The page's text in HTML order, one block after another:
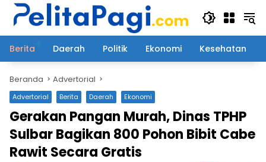
Langsung
Berita
Daerah Politik Ekonomi Kesehatan
Beranda Advertorial
Advertorial Berita Daerah Ekonomi
Gerakan Pangan Murah, Dinas TPHP
Sulbar Bagikan 800 Pohon Bibit Cabe
Rawit Secara Gratis